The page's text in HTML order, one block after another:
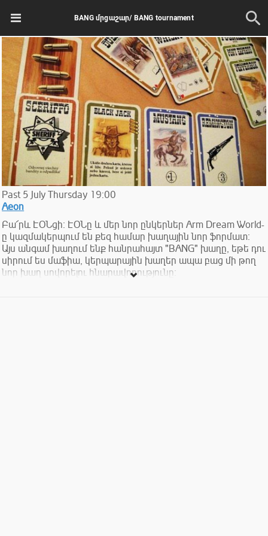
BANG մրցաշար/ BANG tournament
Past 5 July Thursday 19:00
Aeon
Բա՜րև ԷՕՆցի։ ԷՕՆը և մեր նոր ընկերներ Arm Dream World-
ը կազմակերպում են քեզ համար խաղային նոր ֆորմատ։
Այս անգամ խաղում ենք հանրահայտ "BANG" խաղը, եթե դու
սիրում ես մաֆիա, կերպարային խաղեր ապա բաց մի թող
նոր խաղ սովորելու հնարավորությունը։